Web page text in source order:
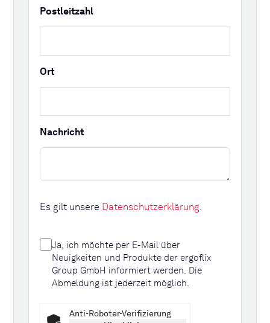
Postleitzahl
Ort
Nachricht
Es gilt unsere Datenschutzerklärung.
Ja, ich möchte per E-Mail über
Neuigkeiten und Produkte der ergoflix
Group GmbH informiert werden. Die
Abmeldung ist jederzeit möglich.
Anti-Roboter-Verifizierung